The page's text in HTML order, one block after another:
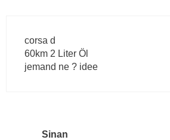
corsa d
60km 2 Liter Öl
jemand ne ? idee
Sinan